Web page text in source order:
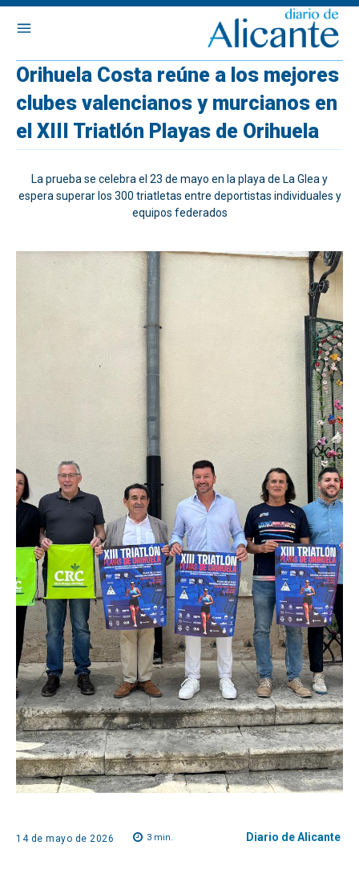
Orihuela Costa reúne a los mejores
clubes valencianos y murcianos en
el XIII Triatlón Playas de Orihuela
La prueba se celebra el 23 de mayo en la playa de La Glea y
espera superar los 300 triatletas entre deportistas individuales y
equipos federados
14 de mayo de 2026 3 min. Diario de Alicante